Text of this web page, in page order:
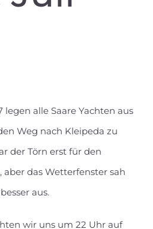
legen alle Saare Yachten aus
Weg nach Kleipeda zu
der Törn erst für den
aber das Wetterfenster sah
aus.
wir uns um 22 Uhr auf